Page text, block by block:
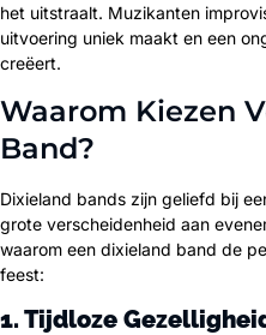
het uitstraalt. Muzikanten
uitvoering uniek maakt en een
creëert.
Waarom Kiezen
Band?
Dixieland bands zijn geliefd bij
grote verscheidenheid aan
waarom een dixieland band de
feest:
1. Tijdloze